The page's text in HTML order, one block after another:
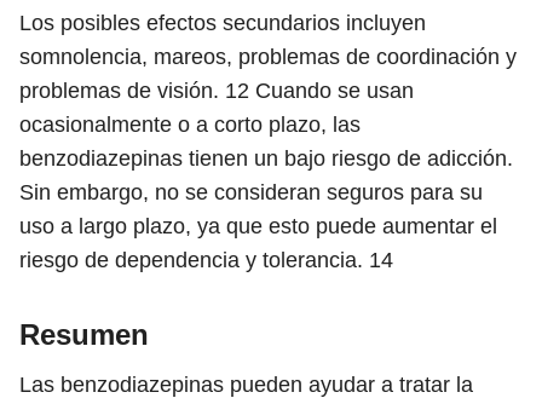
Los posibles efectos secundarios incluyen
somnolencia, mareos, problemas de coordinación y
problemas de visión. 12 Cuando se usan
ocasionalmente o a corto plazo, las
benzodiazepinas tienen un bajo riesgo de adicción.
Sin embargo, no se consideran seguros para su
uso a largo plazo, ya que esto puede aumentar el
riesgo de dependencia y tolerancia. 14
Resumen
Las benzodiazepinas pueden ayudar a tratar la